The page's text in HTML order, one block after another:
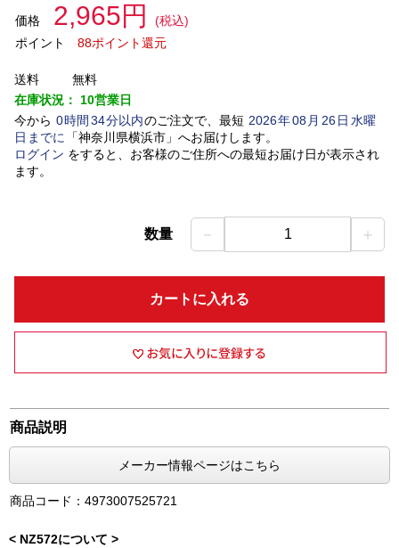
価格 2,965円
(税込)
ポイント
88ポイント還元
送料
無料
在庫状況： 10営業日
今から 0時間 34分以内のご注文で、最短 2026年08 月 26日水曜
日 までに 「神奈川県横浜市」 へお届けします。
ログイン をすると、お客様のご住所への最短お届け日が表示され
ます。
数量 － 1 ＋
カートに入れる
商品説明
メーカー情報ページはこちら
商品コード：4973007525721
< NZ572について >